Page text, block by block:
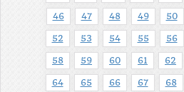
46 47 48 49 50
52 53 54 55 56
58 59 60 61 62
64 65 66 67 68